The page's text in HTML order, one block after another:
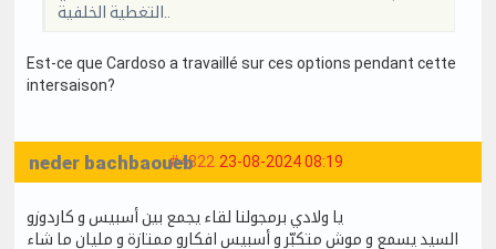
Est-ce que Cardoso a travaillé sur ces options pendant cette
intersaison?
#4822 23-08-2024 08:19
neder bachbaoueb
يا ولادي برمجولنا لقاء يجمع بين أسبيس و كاردوزو
السيد يسمع و موش متكبّر و أسبيس افكارو ممتازة و مليان ما شاء